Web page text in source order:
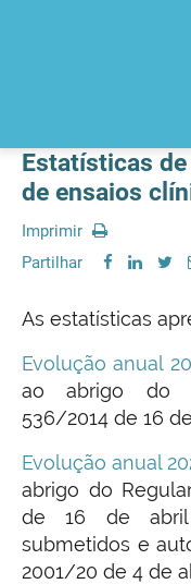
Estatísticas
de ensaios
Imprimir
Partilhar
As estatísticas
Evolução anual
ao abrigo do
536/2014 de 16
Evolução anual
abrigo do
de 16 de
submetidos e
2001/20 de 4 de